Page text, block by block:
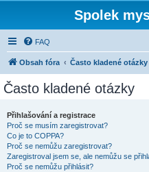
Spolek
FAQ
Obsah fóra Často kladené otázky
Často kladené otázky
Přihlašování a registrace
Proč se musím zaregistrovat?
Co je to COPPA?
Proč se nemůžu zaregistrovat?
Zaregistroval jsem se, ale nemůžu se
Proč se nemůžu přihlásit?